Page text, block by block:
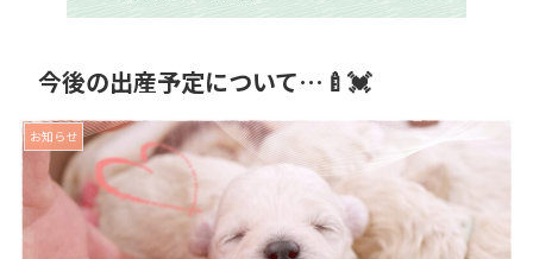
今後の出産予定について…🍼💓
お知らせ